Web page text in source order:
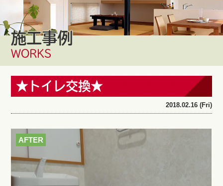
施工事例
WORKS
★トイレ交換★
2018.02.16 (Fri)
AFTER